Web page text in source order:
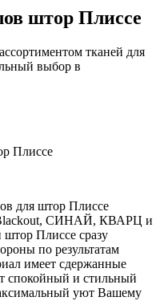
штор Плиссе
тканей для
выбор в
Плиссе
для штор Плиссе
СИНАЙ, КВАРЦ и
Плиссе сразу
по результатам
имеет сдержанные
спокойный и стильный
уют Вашему